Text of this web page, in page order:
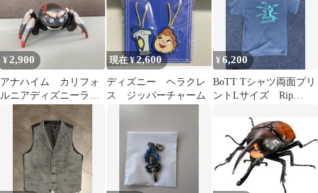
¥2,900
アナハイム カリフォ
ルニアディズニーラン
ド スパイダーマン
Spider-Bot
現在 ¥2,600
ディズニー ヘラクレ
ス ジッパーチャーム
¥6,200
BoTT Tシャツ両面プリ
ントLサイズ Rip